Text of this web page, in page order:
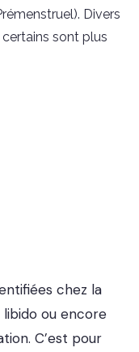
Divers
sont plus
chez la
ou encore
C’est pour